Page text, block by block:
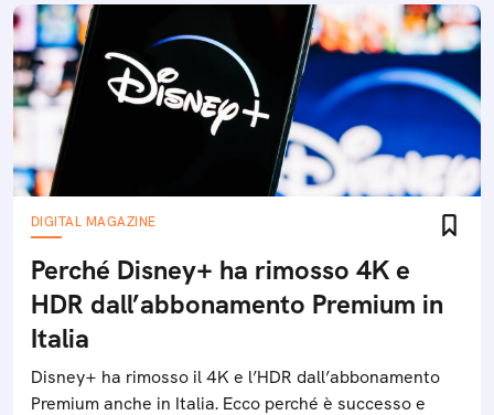
DIGITAL MAGAZINE
Perché Disney+ ha rimosso 4K e
HDR dall’abbonamento Premium in
Italia
Disney+ ha rimosso il 4K e l’HDR dall’abbonamento
Premium anche in Italia. Ecco perché è successo e